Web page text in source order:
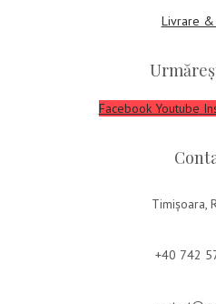
Livrare &
Facebook Youtube
Timișoara,
+40 742